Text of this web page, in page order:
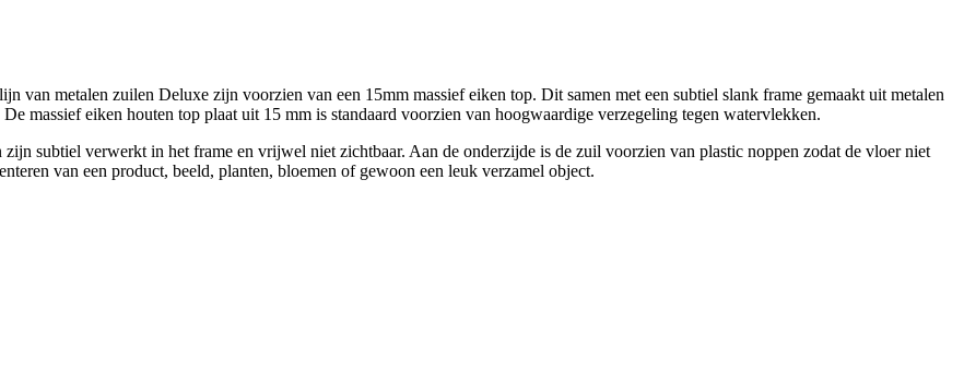
van metalen zuilen Deluxe zijn voorzien van een 15mm massief eiken top. Dit samen met een subtiel slank frame gemaakt uit metalen
massief eiken houten top plaat uit 15 mm is standaard voorzien van hoogwaardige verzegeling tegen watervlekken.
subtiel verwerkt in het frame en vrijwel niet zichtbaar. Aan de onderzijde is de zuil voorzien van plastic noppen zodat de vloer niet
van een product, beeld, planten, bloemen of gewoon een leuk verzamel object.